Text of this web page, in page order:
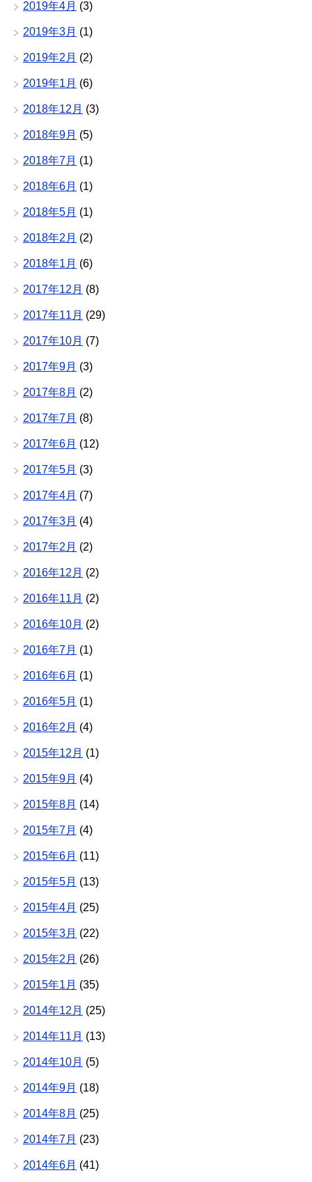
2019年4月 (3)
2019年3月 (1)
2019年2月 (2)
2019年1月 (6)
2018年12月 (3)
2018年9月 (5)
2018年7月 (1)
2018年6月 (1)
2018年5月 (1)
2018年2月 (2)
2018年1月 (6)
2017年12月 (8)
2017年11月 (29)
2017年10月 (7)
2017年9月 (3)
2017年8月 (2)
2017年7月 (8)
2017年6月 (12)
2017年5月 (3)
2017年4月 (7)
2017年3月 (4)
2017年2月 (2)
2016年12月 (2)
2016年11月 (2)
2016年10月 (2)
2016年7月 (1)
2016年6月 (1)
2016年5月 (1)
2016年2月 (4)
2015年12月 (1)
2015年9月 (4)
2015年8月 (14)
2015年7月 (4)
2015年6月 (11)
2015年5月 (13)
2015年4月 (25)
2015年3月 (22)
2015年2月 (26)
2015年1月 (35)
2014年12月 (25)
2014年11月 (13)
2014年10月 (5)
2014年9月 (18)
2014年8月 (25)
2014年7月 (23)
2014年6月 (41)